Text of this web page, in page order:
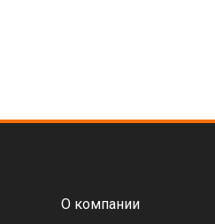
О компании